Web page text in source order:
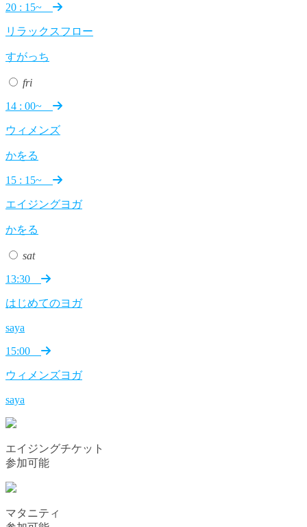
20 : 15~
リラックスフロー
すがっち
fri
14 : 00~
ウィメンズ
かをる
15 : 15~
エイジングヨガ
かをる
sat
13:30
はじめてのヨガ
saya
15:00
ウィメンズヨガ
saya
エイジングチケット
参加可能
マタニティ